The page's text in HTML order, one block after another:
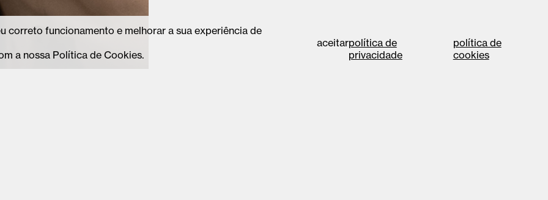
correto funcionamento e melhorar a sua experiência de
a nossa Política de Cookies.
aceitarpolítica de
privacidade
política de
cookies